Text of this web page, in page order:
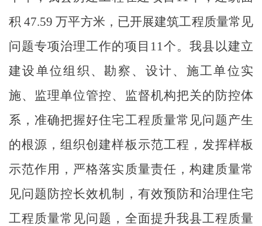
积 47.59 万平方米，已开展建筑工程质量常见
问题专项治理工作的项目11个。我县以建立
建设单位组织、勘察、设计、施工单位实
施、监理单位管控、监督机构把关的防控体
系，准确把握好住宅工程质量常见问题产生
的根源，组织创建样板示范工程，发挥样板
示范作用，严格落实质量责任，构建质量常
见问题防控长效机制，有效预防和治理住宅
工程质量常见问题，全面提升我县工程质量